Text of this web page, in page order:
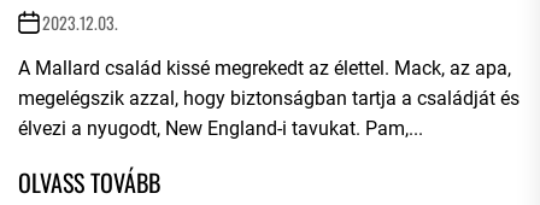
2023.12.03.
A Mallard család kissé megrekedt az élettel. Mack, az apa,
megelégszik azzal, hogy biztonságban tartja a családját és
élvezi a nyugodt, New England-i tavukat. Pam,...